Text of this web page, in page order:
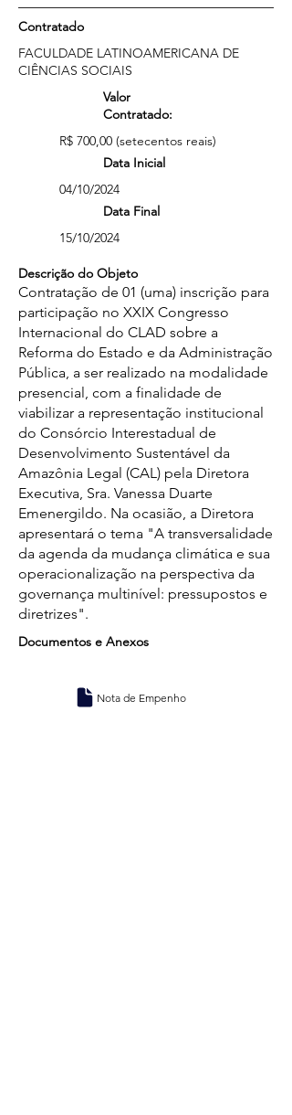
Contratado
FACULDADE LATINOAMERICANA DE
CIÊNCIAS SOCIAIS
Valor
Contratado:
R$ 700,00 (setecentos reais)
Data Inicial
04/10/2024
Data Final
15/10/2024
Descrição do Objeto
Contratação de 01 (uma) inscrição para
participação no XXIX Congresso
Internacional do CLAD sobre a
Reforma do Estado e da Administração
Pública, a ser realizado na modalidade
presencial, com a finalidade de
viabilizar a representação institucional
do Consórcio Interestadual de
Desenvolvimento Sustentável da
Amazônia Legal (CAL) pela Diretora
Executiva, Sra. Vanessa Duarte
Emenergildo. Na ocasião, a Diretora
apresentará o tema "A transversalidade
da agenda da mudança climática e sua
operacionalização na perspectiva da
governança multinível: pressupostos e
diretrizes".
Documentos e Anexos
Nota de Empenho